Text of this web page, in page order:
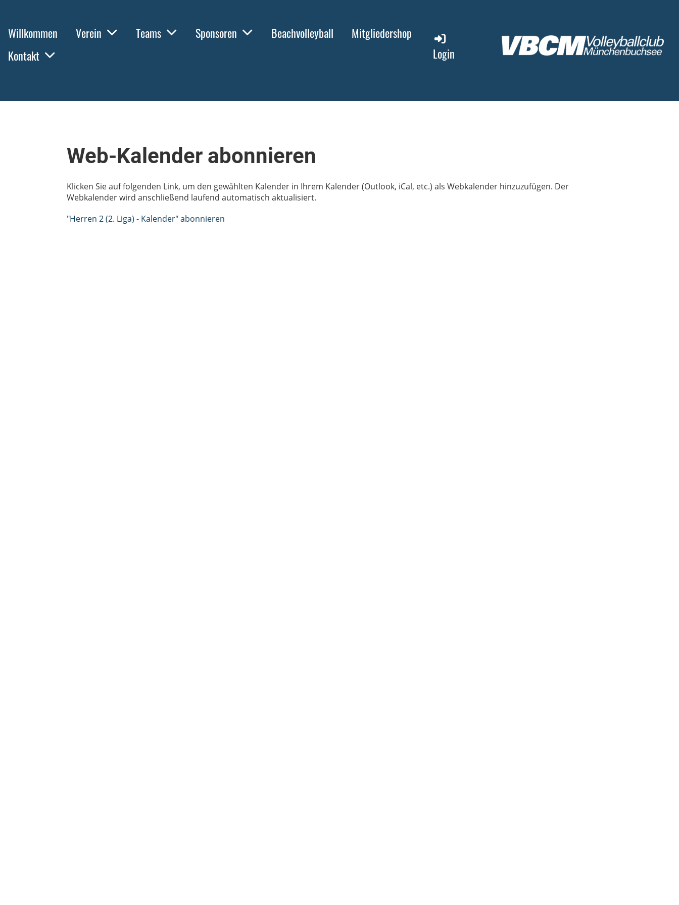
Willkommen Verein Teams Sponsoren Beachvolleyball
Mitgliedershop
Kontakt
Login
Web-Kalender abonnieren
Klicken Sie auf folgenden Link, um den gewählten Kalender in Ihrem Kalender (Outlook, iCal, etc.) als Webkalender hinzuzufügen. Der
Webkalender wird anschließend laufend automatisch aktualisiert.
"Herren 2 (2. Liga) - Kalender" abonnieren